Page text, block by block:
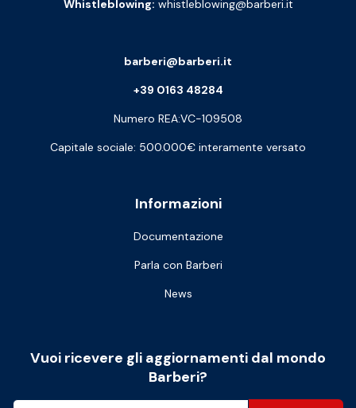
Whistleblowing: whistleblowing@barberi.it
Informazioni
Documentazione
Parla con Barberi
News
barberi@barberi.it
+39 0163 48284
Numero REA:VC-109508
Capitale sociale: 500.000€ interamente versato
Vuoi ricevere gli aggiornamenti dal mondo
Barberi?